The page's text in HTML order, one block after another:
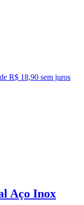
R$ 18,90 sem juros
Aço Inox